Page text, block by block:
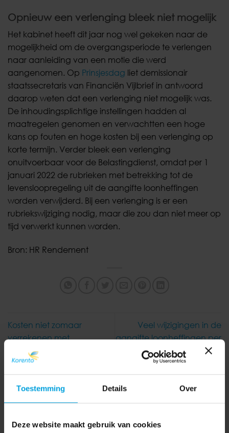
Toestemming Details Over
Deze website maakt gebruik van cookies
Opnieuw een verlenging bleek niet mogelijk
Het kabinet heeft dit jaar nog wel gekeken naar de
mogelijkheid om de overgangsperiode te verlengen
naar aanleiding van een motie die werd
aangenomen. Op Prinsjesdag liet demissionair
staatssecretaris van Financiën Vijlbrief in antwoord
daarop weten dat een verlenging niet mogelijk was.
De inhoudingsplichtige instellingen hadden al
maatregelen genomen en verwachtten een hoge
kans op fouten en hoge kosten bij een verlenging op
korte termijn. Verder bleek een verlenging
onuitvoerbaar voor de Belastingdienst, omdat per 1
januari 2022 de rubrieken met betrekking tot de
levensloopregeling uit de aangifte loonheffingen
worden verwijderd. Bij een verlenging is er een
rubriekswijziging nodig, maar die zou dan niet meer op
tijd verwerkt kunnen worden.
Bron: HR Rendement
Kosten niet zomaar
verrekenen met
transitievergoeding
Veel wijzigingen in de
aangifte loonheffingen per
2022